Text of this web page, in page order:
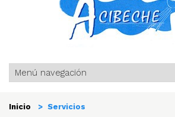
Inicio > Servicios